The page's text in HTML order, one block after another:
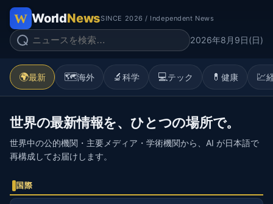
WorldNewsSINCE 2026 / Independent News
2026年8月9日(日)
🌍最新 🗺️海外 🔬 科学 💻テック 💊 健康 💹
世界の最新情報を、ひとつの場所で。
世界中の公的機関・主要メディア・学術機関から、AI が日本語で
再構成してお届けします。
国際